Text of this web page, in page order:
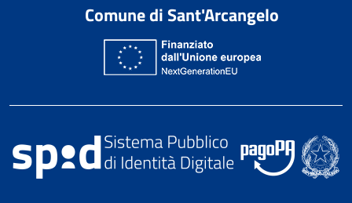
Comune di Sant'Arcangelo